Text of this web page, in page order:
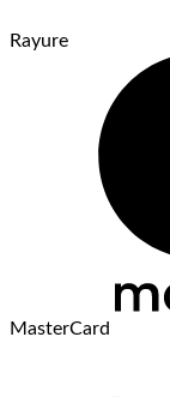
Rayure
MasterCard